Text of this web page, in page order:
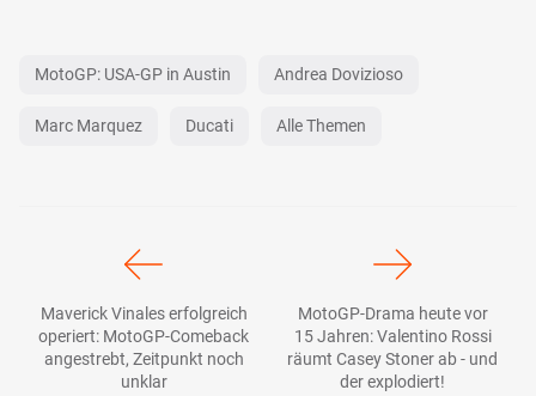
MotoGP: USA-GP in Austin Andrea Dovizioso
Marc Marquez Ducati Alle Themen
Maverick Vinales erfolgreich
operiert: MotoGP-Comeback
angestrebt, Zeitpunkt noch
unklar
MotoGP-Drama heute vor
15 Jahren: Valentino Rossi
räumt Casey Stoner ab - und
der explodiert!